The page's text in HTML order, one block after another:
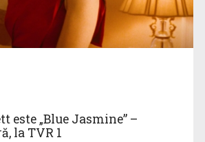
este „Blue Jasmine” –
la TVR 1